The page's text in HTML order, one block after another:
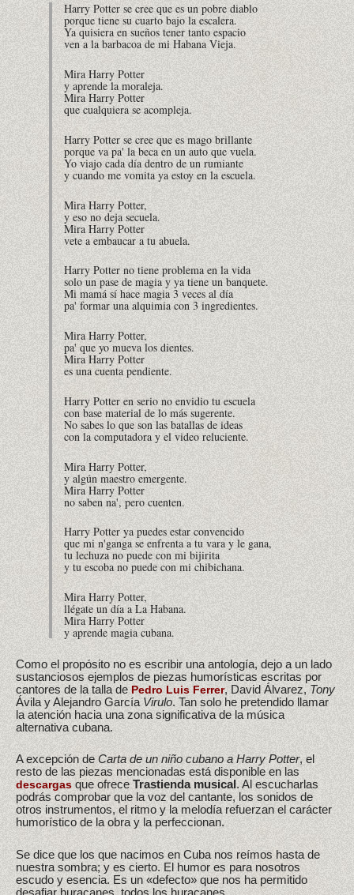
Harry Potter se cree que es un pobre diablo
porque tiene su cuarto bajo la escalera.
Ya quisiera en sueños tener tanto espacio
ven a la barbacoa de mi Habana Vieja.
Mira Harry Potter
y aprende la moraleja.
Mira Harry Potter
que cualquiera se acompleja.
Harry Potter se cree que es mago brillante
porque va pa' la beca en un auto que vuela.
Yo viajo cada día dentro de un rumiante
y cuando me vomita ya estoy en la escuela.
Mira Harry Potter,
y eso no deja secuela.
Mira Harry Potter
vete a embaucar a tu abuela.
Harry Potter no tiene problema en la vida
solo un pase de magia y ya tiene un banquete.
Mi mamá sí hace magia 3 veces al día
pa' formar una alquimia con 3 ingredientes.
Mira Harry Potter,
pa' que yo mueva los dientes.
Mira Harry Potter
es una cuenta pendiente.
Harry Potter en serio no envidio tu escuela
con base material de lo más sugerente.
No sabes lo que son las batallas de ideas
con la computadora y el video reluciente.
Mira Harry Potter,
y algún maestro emergente.
Mira Harry Potter
no saben na', pero cuenten.
Harry Potter ya puedes estar convencido
que mi n'ganga se enfrenta a tu vara y le gana,
tu lechuza no puede con mi bijirita
y tu escoba no puede con mi chibichana.
Mira Harry Potter,
llégate un día a La Habana.
Mira Harry Potter
y aprende magia cubana.
Como el propósito no es escribir una antología, dejo a un lado
sustanciosos ejemplos de piezas humorísticas escritas por
cantores de la talla dePedro Luis Ferrer, David Álvarez,Tony
Ávila y Alejandro GarcíaVirulo. Tan solo he pretendido llamar
la atención hacia una zona significativa de la música
alternativa cubana.
A excepción deCarta de un niño cubano a Harry Potter, el
resto de las piezas mencionadas está disponible en las
descargasque ofreceTrastienda musical . Al escucharlas
podrás comprobar que la voz del cantante, los sonidos de
otros instrumentos, el ritmo y la melodía refuerzan el carácter
humorístico de la obra y la perfeccionan.
Se dice que los que nacimos en Cuba nos reímos hasta de
nuestra sombra; y es cierto. El humor es para nosotros
escudo y esencia. Es un «defecto» que nos ha permitido
desafiar huracanes, todos los huracanes.